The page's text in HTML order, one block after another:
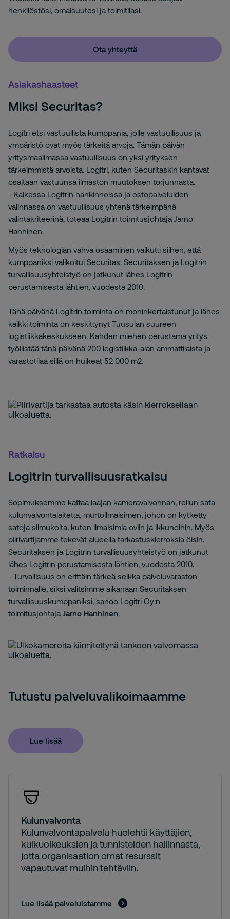
Asiakashaasteet
Miksi Securitas?
Logitri etsi vastuullista kumppania, jolle vastuullisuus ja
ympäristö ovat myös tärkeitä arvoja. Tämän päivän
yritysmaailmassa vastuullisuus on yksi yrityksen
tärkeimmistä arvoista. Logitri, kuten Securitaskin kantavat
osaltaan vastuunsa ilmaston muutoksen torjunnasta.
- Kaikessa Logitrin hankinnoissa ja ostopalveluiden
valinnassa on vastuullisuus yhtenä tärkeimpänä
valintakriteerinä, toteaa Logitrin toimitusjohtaja Jarno
Hanhinen.
Myös teknologian vahva osaaminen vaikutti siihen, että
kumppaniksi valikoitui Securitas. Securitaksen ja Logitrin
turvallisuusyhteistyö on jatkunut lähes Logitrin
perustamisesta lähtien, vuodesta 2010.
Tänä päivänä Logitrin toiminta on moninkertaistunut ja lähes
kaikki toiminta on keskittynyt Tuusulan suureen
logistiikkakeskukseen. Kahden miehen perustama yritys
työllistää tänä päivänä 200 logistiikka-alan ammattilaista ja
varastotilaa sillä on huikeat 52 000 m2.
Ratkaisu
Logitrin turvallisuusratkaisu
Sopimuksemme kattaa laajan kameravalvonnan, reilun sata
kulunvalvontalaitetta, murtoilmaisimen, johon on kytketty
satoja silmukoita, kuten ilmaisimia oviin ja ikkunoihin. Myös
piirivartijamme tekevät alueella tarkastuskierroksia öisin.
Securitaksen ja Logitrin turvallisuusyhteistyö on jatkunut
lähes Logitrin perustamisesta lähtien, vuodesta 2010.
- Turvallisuus on erittäin tärkeä seikka palveluvaraston
toiminnalle, siksi valitsimme aikanaan Securitaksen
turvallisuuskumppaniksi, sanoo Logitri Oy:n
toimitusjohtaja Jarno Hanhinen.
Tutustu palveluvalikoimaamme
Lue lisää
Kulunvalvonta
Kulunvalvontapalvelu huolehtii käyttäjien,
kulkuoikeuksien ja tunnisteiden hallinnasta,
jotta organisaation omat resurssit
vapautuvat muihin tehtäviin.
Lue lisää palveluistamme
henkilöstösi, omaisuutesi ja toimitilasi.
Ota yhteyttä